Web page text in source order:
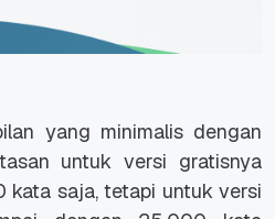
yang minimalis dengan
untuk versi gratisnya
kata saja, tetapi untuk versi